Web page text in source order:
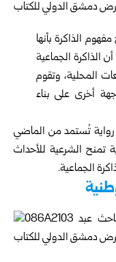
الذاكرة بأنها
الذاكرة الجماعية
المحلية، وتقوم
أخرى على بناء
رواية تُستمد من الماضي
تمنح الشرعية للأحداث
الجماعية.